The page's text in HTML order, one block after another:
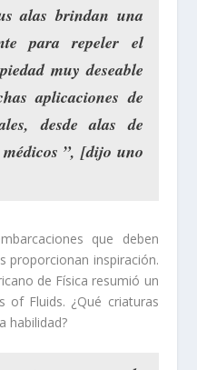
alas brindan una
para repeler el
muy deseable
aplicaciones de
desde alas de
”, [dijo uno
que deben
proporcionan inspiración.
de Física resumió un
of Fluids. ¿Qué criaturas
habilidad?